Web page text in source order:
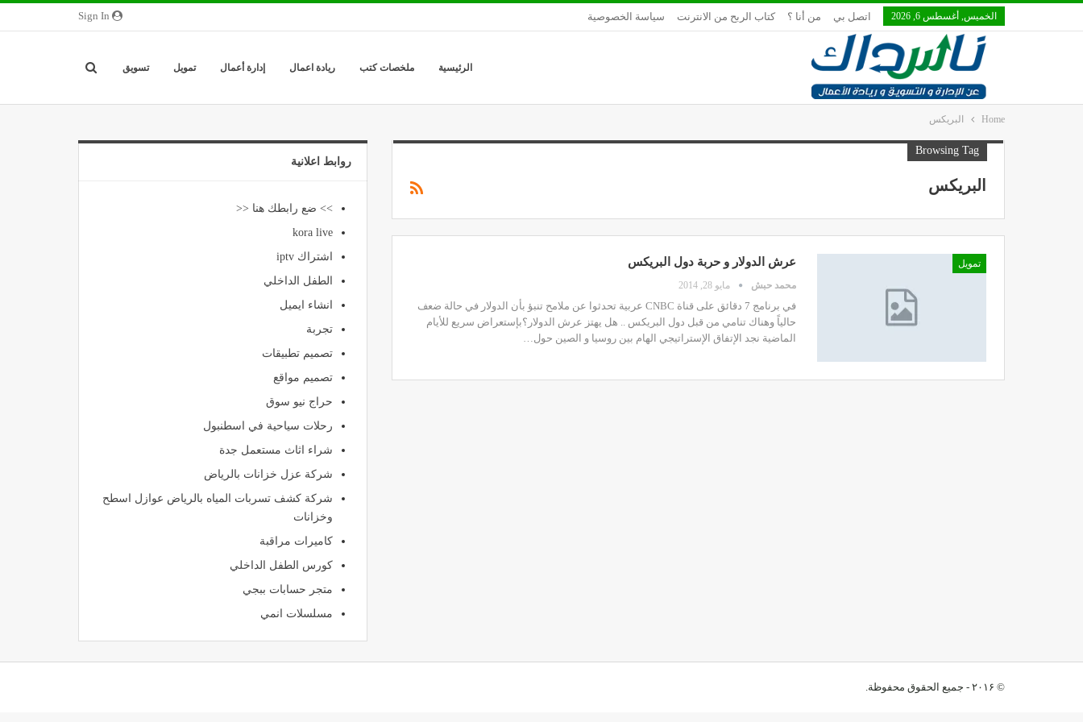
الخميس, أغسطس 6, 2026 اتصل بي من أنا ؟ كتاب الربح من الانترنت سياسة الخصوصية
الرئيسية ملخصات كتب ريادة اعمال إدارة أعمال تمويل تسويق
Home البريكس
Browsing Tag
البريكس
تمويل عرش الدولار و حربة دول البريكس
محمد حبش مايو 28, 2014
في برنامج 7 دقائق على قناة CNBC عربية تحدثوا عن ملامح تنبؤ بأن الدولار في حالة ضعف
حالياً وهناك تنامي من قبل دول البريكس .. هل يهتز عرش الدولار؟بإستعراض سريع للأيام
الماضية نجد الإتفاق الإستراتيجي الهام بين روسيا و الصين حول…
روابط اعلانية
>> ضع رابطك هنا <<
kora live
اشتراك iptv
الطفل الداخلي
انشاء ايميل
تجربة
تصميم تطبيقات
تصميم مواقع
حراج نيو سوق
رحلات سياحية في اسطنبول
شراء اثاث مستعمل جدة
شركة عزل خزانات بالرياض
شركة كشف تسربات المياه بالرياض عوازل اسطح
وخزانات
كاميرات مراقبة
كورس الطفل الداخلي
متجر حسابات ببجي
مسلسلات انمي
© ۲۰۱۶ - جميع الحقوق محفوظة.